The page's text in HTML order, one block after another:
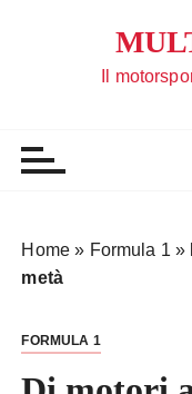
Il
Home » Formula 1 »
metà
FORMULA 1